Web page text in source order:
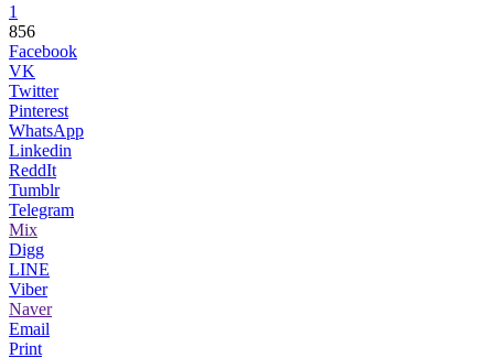
1
856
Facebook
VK
Twitter
Pinterest
WhatsApp
Linkedin
ReddIt
Tumblr
Telegram
Mix
Digg
LINE
Viber
Naver
Email
Print